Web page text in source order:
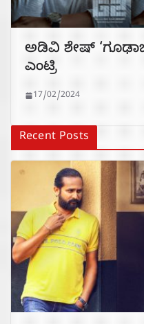
ಅಡಿವಿ ಶೇಷ್
ಎಂಟ್ರಿ
17/02/2024
Recent Posts